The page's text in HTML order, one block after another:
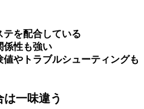
を配合している
係性も強い
やトラブルシューティングも
一味違う